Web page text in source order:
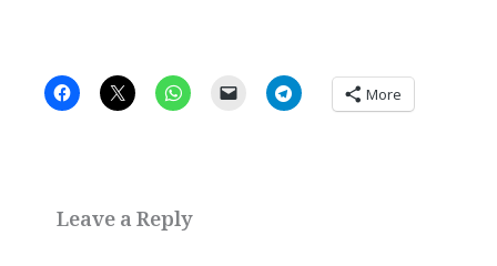
More
Leave a Reply